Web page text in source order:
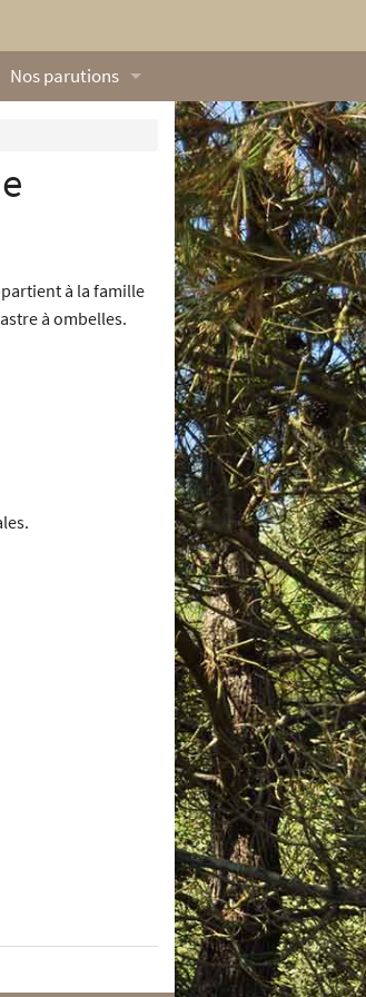
Nos parutions
L’Œillet des dunes
Vidéos naturalistes de Ré Nature
à la famille
à ombelles.